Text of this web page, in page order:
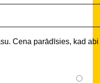
Cena parādīsies, kad abi